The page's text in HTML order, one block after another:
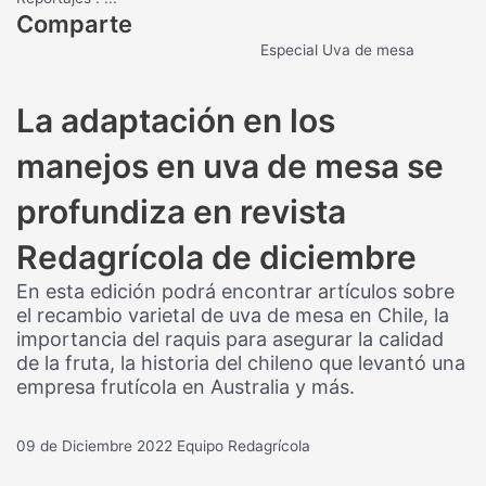
Comparte
Especial Uva de mesa
La adaptación en los
manejos en uva de mesa se
profundiza en revista
Redagrícola de diciembre
En esta edición podrá encontrar artículos sobre
el recambio varietal de uva de mesa en Chile, la
importancia del raquis para asegurar la calidad
de la fruta, la historia del chileno que levantó una
empresa frutícola en Australia y más.
09 de Diciembre 2022 Equipo Redagrícola